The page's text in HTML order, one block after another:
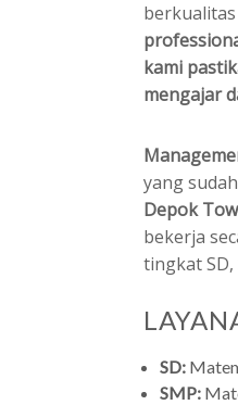
kami
mengajar
yang
Depok
bekerja
tingkat SD,
SD:
SMP: